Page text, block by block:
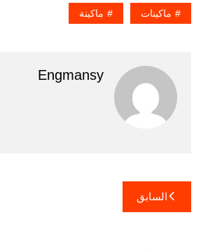
ماكينات ماكينة
Engmansy
تصفّح
المقالات
السابق